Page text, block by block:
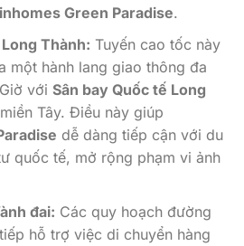
Green Paradise.
Thành: Tuyến cao tốc này
một hành lang giao thông đa
với Sân bay Quốc tế Long
Tây. Điều này giúp
dễ dàng tiếp cận với du
quốc tế, mở rộng phạm vi ảnh
đai: Các quy hoạch đường
hỗ trợ việc di chuyển hàng